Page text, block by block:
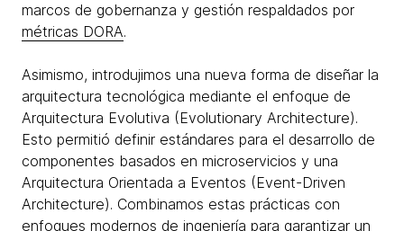
marcos de gobernanza y gestión respaldados por
métricas DORA.
Asimismo, introdujimos una nueva forma de diseñar la
arquitectura tecnológica mediante el enfoque de
Arquitectura Evolutiva (Evolutionary Architecture).
Esto permitió definir estándares para el desarrollo de
componentes basados en microservicios y una
Arquitectura Orientada a Eventos (Event-Driven
Architecture). Combinamos estas prácticas con
enfoques modernos de ingeniería para garantizar un